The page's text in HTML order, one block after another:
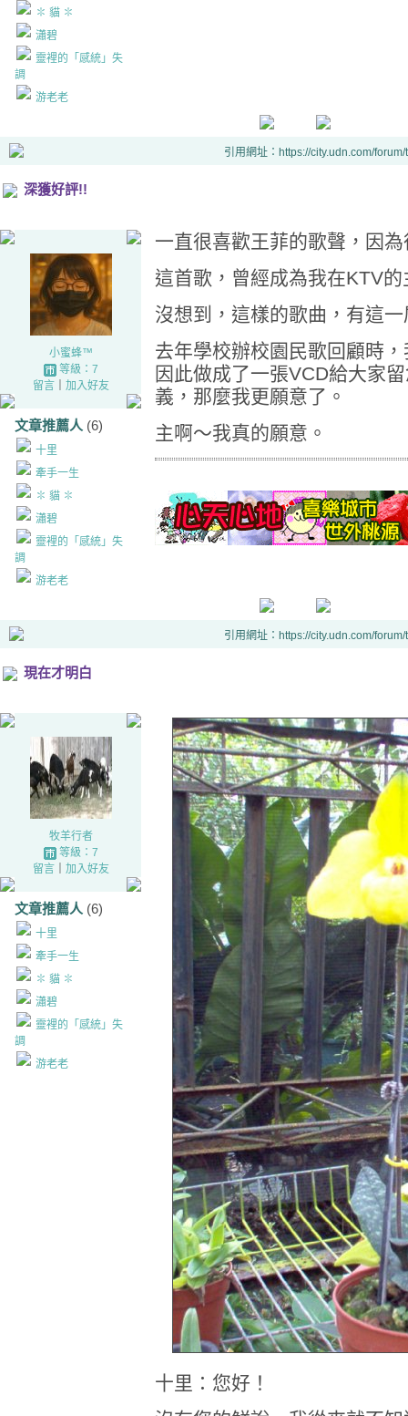
✽ 貓 ✽
瀟碧
靈裡的「感統」失
調
游老老
引用網址：https://city.udn.com/
深獲好評!!
小蜜蜂™
等級：7
留言｜ 加入好友
文章推薦人 (6)
十里
牽手一生
✽ 貓 ✽
瀟碧
靈裡的「感統」失
調
游老老
一直很喜歡王菲的歌聲，因
這首歌，曾經成為我在KTV的
沒想到，這樣的歌曲，有這
去年學校辦校園民歌回顧時
因此做成了一張VCD給大家
義，那麼我更願意了。
主啊～我真的願意。
引用網址：https://city.udn.com/
現在才明白
牧羊行者
等級：7
留言｜ 加入好友
文章推薦人 (6)
十里
牽手一生
✽ 貓 ✽
瀟碧
靈裡的「感統」失
調
游老老
十里：您好！